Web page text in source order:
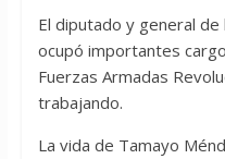
El diputado y general
ocupó importantes
Fuerzas Armadas
trabajando.
La vida de Tamayo